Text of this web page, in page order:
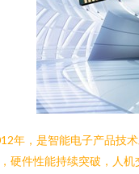
年，是智能电子产品技
硬件性能持续突破，人